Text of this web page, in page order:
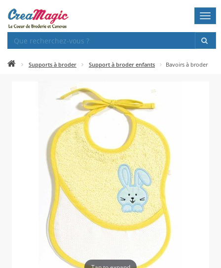
Supports à broder Support à broder enfants Bavoirs à broder